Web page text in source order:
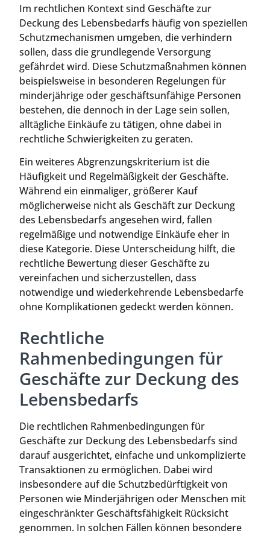
Im rechtlichen Kontext sind Geschäfte zur
Deckung des Lebensbedarfs häufig von speziellen
Schutzmechanismen umgeben, die verhindern
sollen, dass die grundlegende Versorgung
gefährdet wird. Diese Schutzmaßnahmen können
beispielsweise in besonderen Regelungen für
minderjährige oder geschäftsunfähige Personen
bestehen, die dennoch in der Lage sein sollen,
alltägliche Einkäufe zu tätigen, ohne dabei in
rechtliche Schwierigkeiten zu geraten.
Ein weiteres Abgrenzungskriterium ist die
Häufigkeit und Regelmäßigkeit der Geschäfte.
Während ein einmaliger, größerer Kauf
möglicherweise nicht als Geschäft zur Deckung
des Lebensbedarfs angesehen wird, fallen
regelmäßige und notwendige Einkäufe eher in
diese Kategorie. Diese Unterscheidung hilft, die
rechtliche Bewertung dieser Geschäfte zu
vereinfachen und sicherzustellen, dass
notwendige und wiederkehrende Lebensbedarfe
ohne Komplikationen gedeckt werden können.
Rechtliche
Rahmenbedingungen für
Geschäfte zur Deckung des
Lebensbedarfs
Die rechtlichen Rahmenbedingungen für
Geschäfte zur Deckung des Lebensbedarfs sind
darauf ausgerichtet, einfache und unkomplizierte
Transaktionen zu ermöglichen. Dabei wird
insbesondere auf die Schutzbedürftigkeit von
Personen wie Minderjährigen oder Menschen mit
eingeschränkter Geschäftsfähigkeit Rücksicht
genommen. In solchen Fällen können besondere